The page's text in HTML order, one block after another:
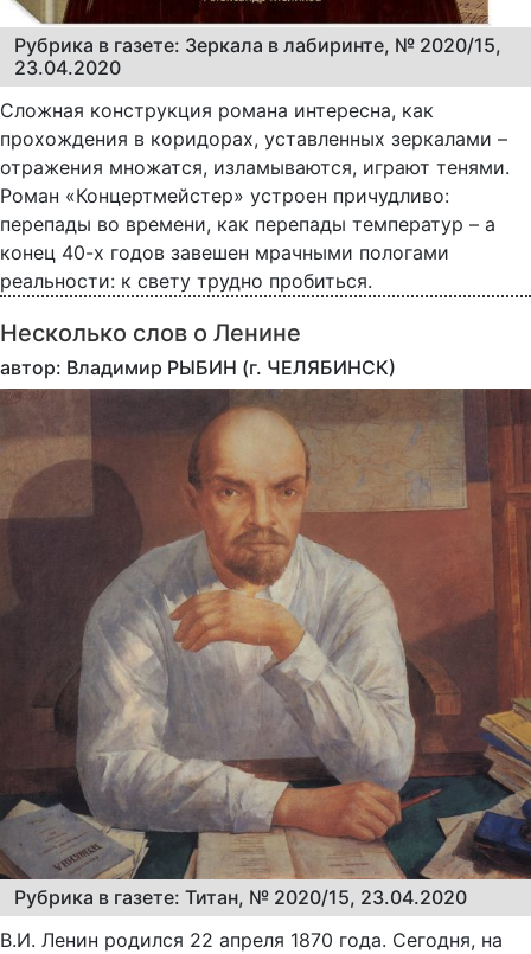
Рубрика в газете: Зеркала в лабиринте, № 2020/15,
23.04.2020
Сложная конструкция романа интересна, как
прохождения в коридорах, уставленных зеркалами –
отражения множатся, изламываются, играют тенями.
Роман «Концертмейстер» устроен причудливо:
перепады во времени, как перепады температур – а
конец 40-х годов завешен мрачными пологами
реальности: к свету трудно пробиться.
Несколько слов о Ленине
автор: Владимир РЫБИН (г. ЧЕЛЯБИНСК)
Рубрика в газете: Титан, № 2020/15, 23.04.2020
В.И. Ленин родился 22 апреля 1870 года. Сегодня, на